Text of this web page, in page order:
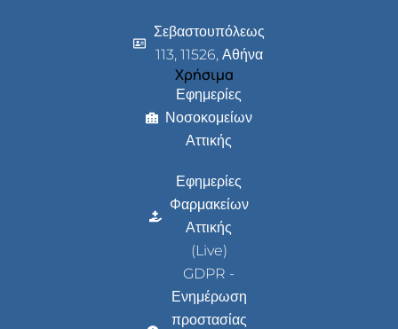
Σεβαστουπόλεως
113, 11526, Αθήνα
Χρήσιμα
Εφημερίες
Νοσοκομείων
Αττικής
Εφημερίες
Φαρμακείων
Αττικής
(Live)
GDPR -
Ενημέρωση
προστασίας